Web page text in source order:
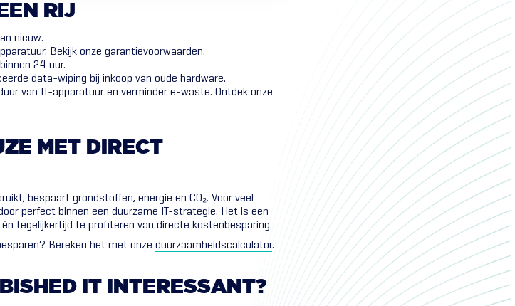
EEN RIJ
nieuw.
Bekijk onze garantievoorwaarden.
24 uur.
data-wiping bij inkoop van oude hardware.
van IT-apparatuur en verminder e-waste. Ontdek onze
MET DIRECT
bespaart grondstoffen, energie en CO₂. Voor veel
perfect binnen een duurzame IT-strategie. Het is een
tegelijkertijd te profiteren van directe kostenbesparing.
Bereken het met onze duurzaamheidscalculator.
IT INTERESSANT?